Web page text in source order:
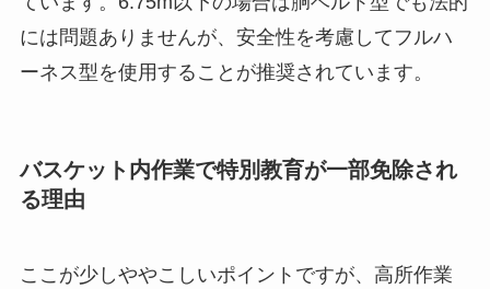
には問題ありませんが、安全性を考慮してフルハ
ーネス型を使用することが推奨されています。
バスケット内作業で特別教育が一部免除され
る理由
ここが少しややこしいポイントですが、高所作業